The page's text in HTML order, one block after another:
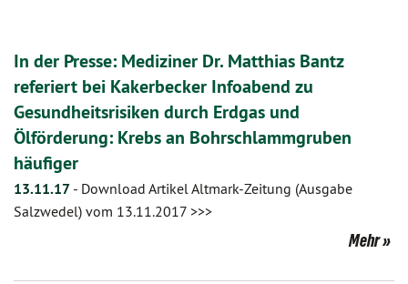
In der Presse: Mediziner Dr. Matthias Bantz
referiert bei Kakerbecker Infoabend zu
Gesundheitsrisiken durch Erdgas und
Ölförderung: Krebs an Bohrschlammgruben
häufiger
13.11.17 - Download Artikel Altmark-Zeitung (Ausgabe
Salzwedel) vom 13.11.2017 >>>
Mehr